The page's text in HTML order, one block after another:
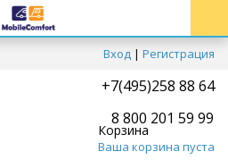
Вход | Регистрация
+7(495)258 88 64
8 800 201 59 99
Корзина
Ваша корзина пуста